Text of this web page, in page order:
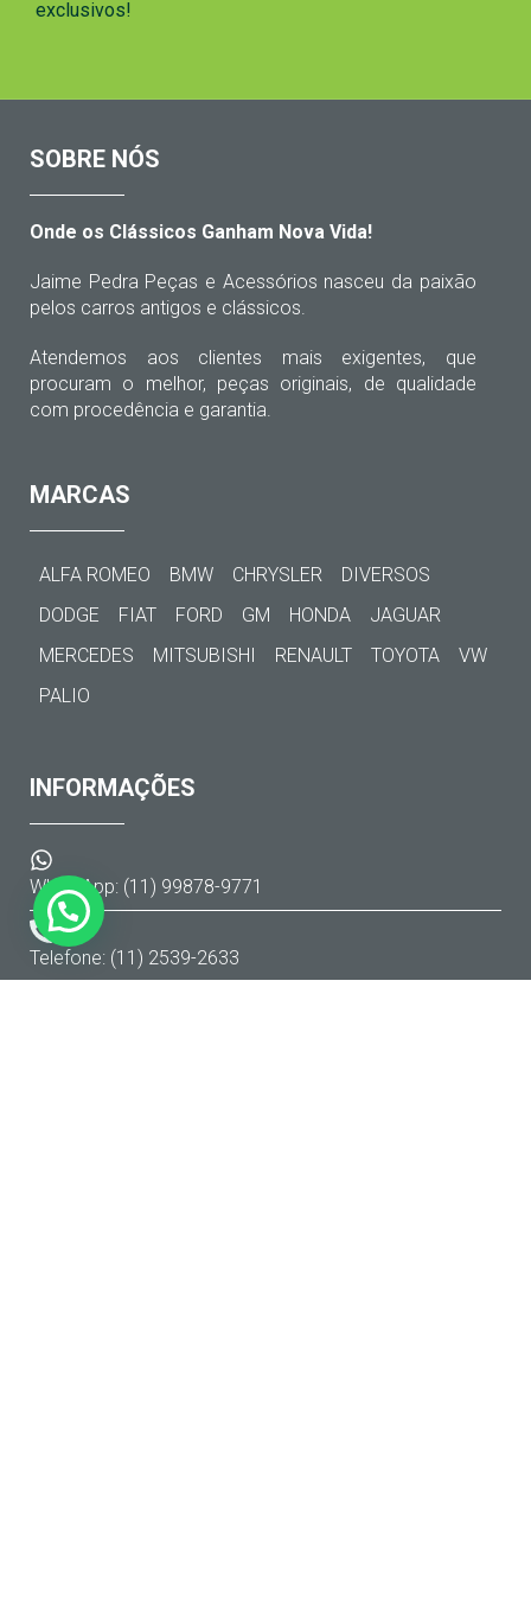
exclusivos!
SOBRE NÓS
Onde os Clássicos Ganham Nova Vida!
Jaime Pedra Peças e Acessórios nasceu da paixão
pelos carros antigos e clássicos.
Atendemos aos clientes mais exigentes, que
procuram o melhor, peças originais, de qualidade
com procedência e garantia.
MARCAS
ALFA ROMEO BMW CHRYSLER
DIVERSOS
DODGE
FIAT FORD GM HONDA
JAGUAR
MERCEDES
MITSUBISHI RENAULT TOYOTA
VW
PALIO
INFORMAÇÕES
WhatsApp: (11) 99878-9771
Telefone: (11) 2539-2633